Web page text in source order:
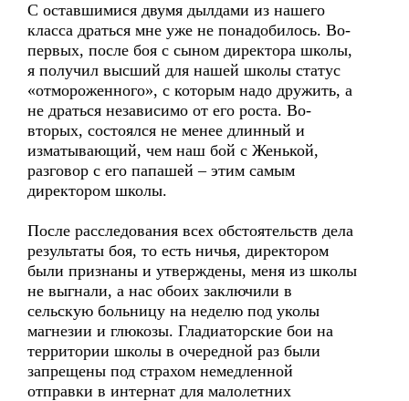
С оставшимися двумя дылдами из нашего
класса драться мне уже не понадобилось. Во-
первых, после боя с сыном директора школы,
я получил высший для нашей школы статус
«отмороженного», с которым надо дружить, а
не драться независимо от его роста. Во-
вторых, состоялся не менее длинный и
изматывающий, чем наш бой с Женькой,
разговор с его папашей – этим самым
директором школы.
После расследования всех обстоятельств дела
результаты боя, то есть ничья, директором
были признаны и утверждены, меня из школы
не выгнали, а нас обоих заключили в
сельскую больницу на неделю под уколы
магнезии и глюкозы. Гладиаторские бои на
территории школы в очередной раз были
запрещены под страхом немедленной
отправки в интернат для малолетних